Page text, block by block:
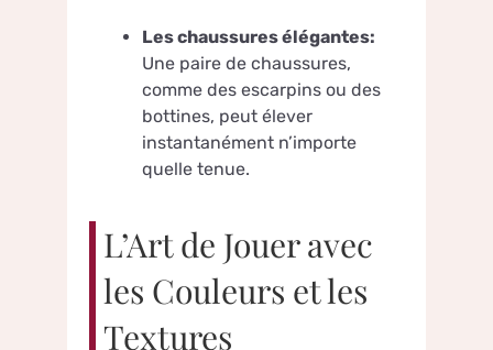
Les chaussures élégantes:
Une paire de chaussures,
comme des escarpins ou des
bottines, peut élever
instantanément n’importe
quelle tenue.
L’Art de Jouer avec
les Couleurs et les
Textures